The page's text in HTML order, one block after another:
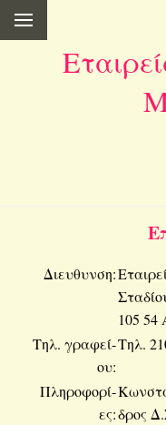
Διευ­θυν­ση:
105 54
Τηλ. γρα­φεί­
ου:
Τηλ.
Πλη­ρο­φο­ρί­
ες:δρος